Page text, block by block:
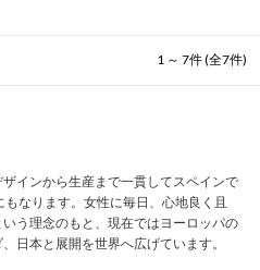
1 ～ 7件 (全7件)
インから生産まで一貫してスペインで
なります。女性に毎日、心地良く且
う理念のもと、現在ではヨーロッパの
日本と展開を世界へ広げています。